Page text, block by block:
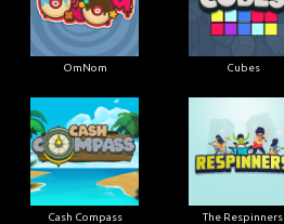
OmNom Cubes
Cash Compass The Respinners